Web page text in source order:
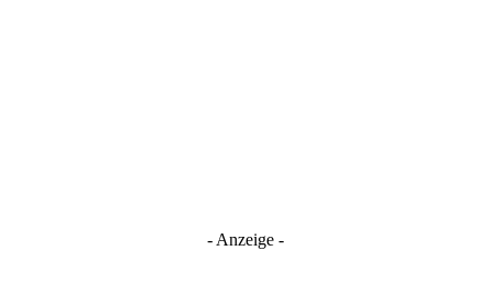
- Anzeige -